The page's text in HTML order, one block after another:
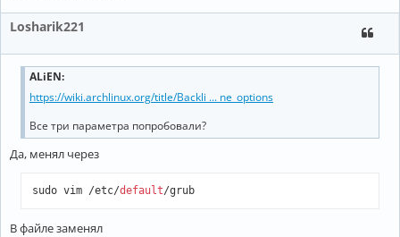
Losharik221
ALiEN:
https://wiki.archlinux.org/title/Backli ... ne_options
Все три параметра попробовали?
Да, менял через
sudo vim /etc/default/grub
В файле заменял